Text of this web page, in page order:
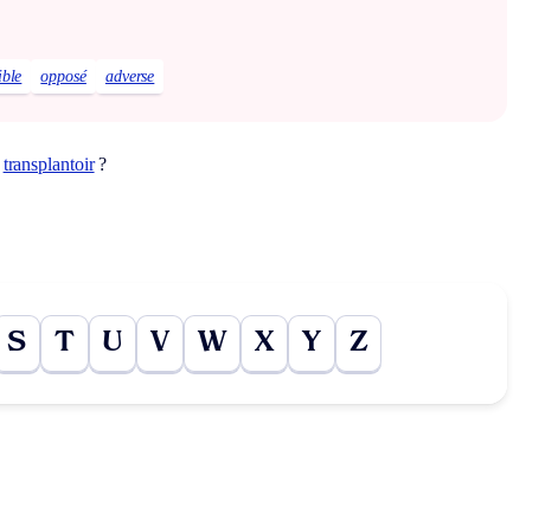
opposé adverse
transplantoir?
S T U V W X Y Z